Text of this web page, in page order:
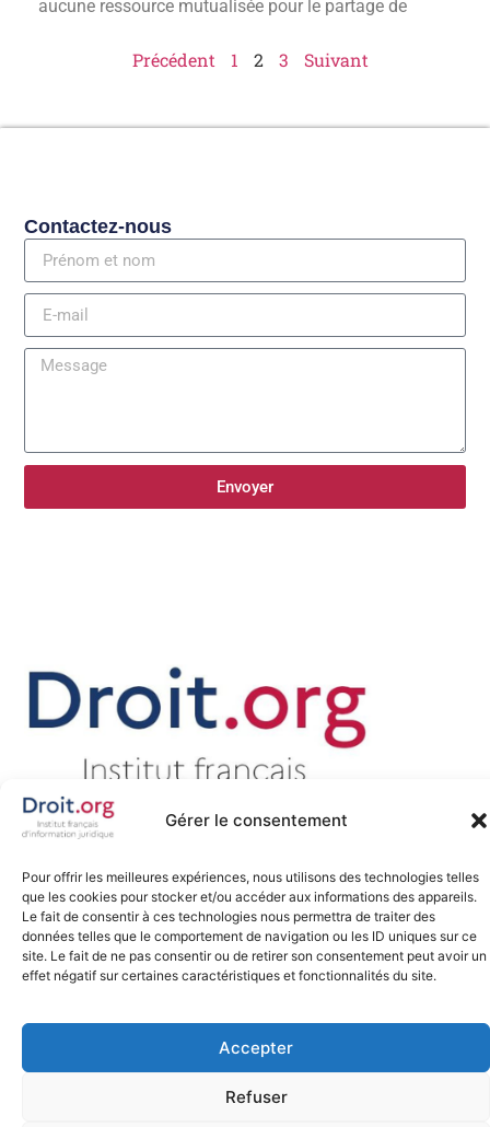
Gérer le consentement
Pour offrir les meilleures expériences, nous utilisons des technologies telles
que les cookies pour stocker et/ou accéder aux informations des appareils.
Le fait de consentir à ces technologies nous permettra de traiter des
données telles que le comportement de navigation ou les ID uniques sur ce
site. Le fait de ne pas consentir ou de retirer son consentement peut avoir un
effet négatif sur certaines caractéristiques et fonctionnalités du site.
Accepter
Refuser
aucune ressource mutualisée pour le partage de
Précédent 1 2 3 Suivant
Promouvoir, défendre et favoriser la diffusion libre du droit sur
Contactez-nous
Envoyer